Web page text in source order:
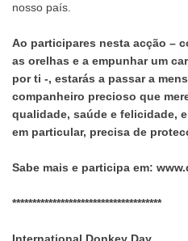
nosso país.
Ao participares nesta acção –
as orelhas e a empunhar um
por ti -, estarás a passar a
companheiro precioso que
qualidade, saúde e felicidade,
em particular, precisa de
Sabe mais e participa em:
*************************************